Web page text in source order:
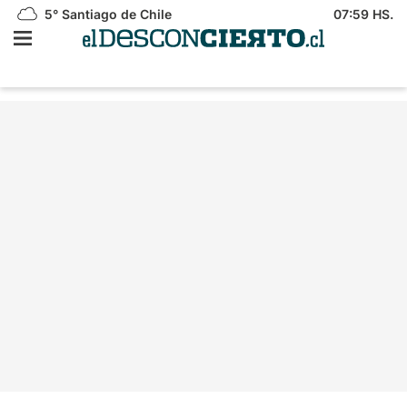
5° Santiago de Chile 07:59 HS.